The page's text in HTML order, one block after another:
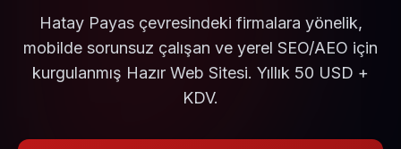
Hatay Payas çevresindeki firmalara yönelik,
mobilde sorunsuz çalışan ve yerel SEO/AEO için
kurgulanmış Hazır Web Sitesi. Yıllık 50 USD +
KDV.